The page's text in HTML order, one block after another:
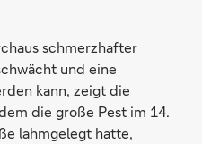
schmerzhafter
und eine
kann, zeigt die
die große Pest im 14.
lahmgelegt hatte,